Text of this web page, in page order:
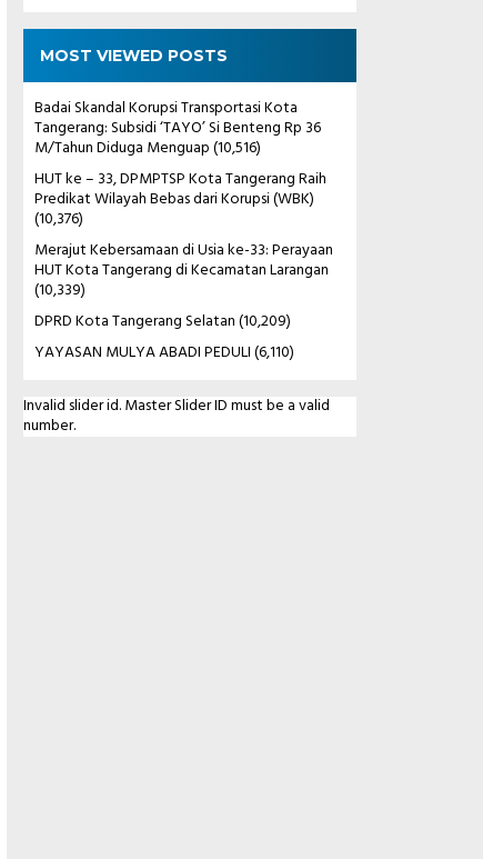
MOST VIEWED POSTS
Badai Skandal Korupsi Transportasi Kota
Tangerang: Subsidi ‘TAYO’ Si Benteng Rp 36
M/Tahun Diduga Menguap(10,516)
HUT ke – 33, DPMPTSP Kota Tangerang Raih
Predikat Wilayah Bebas dari Korupsi (WBK)
(10,376)
Merajut Kebersamaan di Usia ke-33: Perayaan
HUT Kota Tangerang di Kecamatan Larangan
(10,339)
DPRD Kota Tangerang Selatan(10,209)
YAYASAN MULYA ABADI PEDULI(6,110)
Invalid slider id. Master Slider ID must be a valid
number.